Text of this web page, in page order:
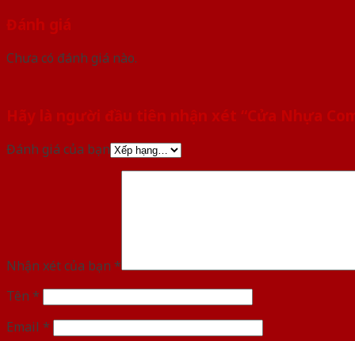
Đánh giá
Chưa có đánh giá nào.
Hãy là người đầu tiên nhận xét “Cửa Nhựa
Đánh giá của bạn
Nhận xét của bạn *
Tên *
Email *